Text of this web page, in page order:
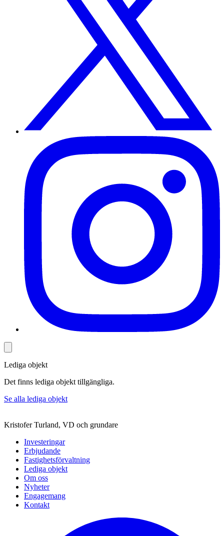
Lediga objekt
Det finns lediga objekt tillgängliga.
Se alla lediga objekt
Kristofer Turland, VD och grundare
Investeringar
Erbjudande
Fastighetsförvaltning
Lediga objekt
Om oss
Nyheter
Engagemang
Kontakt